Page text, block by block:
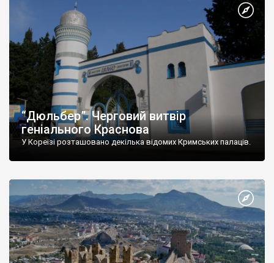
“Дюльбер”. Черговий витвір
геніального Краснова
У Кореїзі розташовано декілька відомих Кримських палаців.